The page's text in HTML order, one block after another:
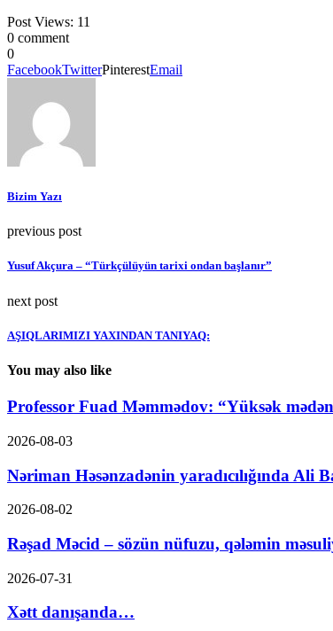
Post Views: 11
0 comment
0
FacebookTwitterPinterestEmail
Bizim Yazı
previous post
Yusuf Akçura – “Türkçülüyün tarixi ondan başlanır”
next post
AŞIQLARIMIZI YAXINDAN TANIYAQ:
You may also like
Professor Fuad Məmmədov: “Yüksək
2026-08-03
Nəriman Həsənzadənin yaradıcılığında Ali
2026-08-02
Rəşad Məcid – sözün nüfuzu, qələmin
2026-07-31
Xətt danışanda…